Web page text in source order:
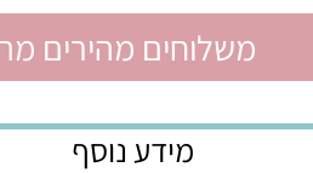
משלוחים מהירים